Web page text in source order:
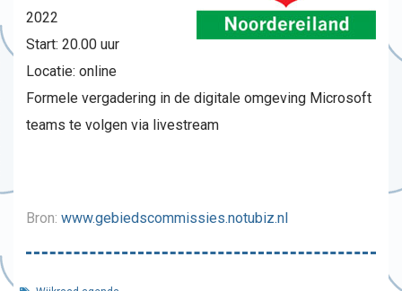
2022
Start: 20.00 uur
Locatie: online
Formele vergadering in de digitale omgeving Microsoft
teams te volgen via livestream
Bron: www.gebiedscommissies.notubiz.nl